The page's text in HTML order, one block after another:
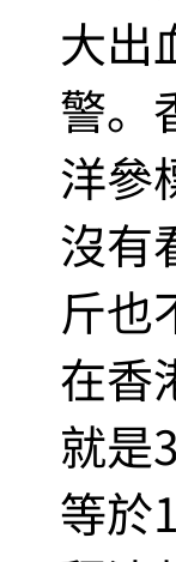
大出
警。
洋參
沒有
斤也
在香
就是
等於